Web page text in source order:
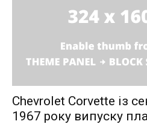
Chevrolet Corvette із
1967 року випуску